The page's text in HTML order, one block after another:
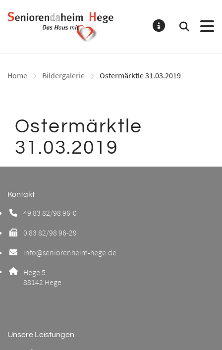
Suchen
Home Bildergalerie Ostermärktle 31.03.2019
Ostermärktle
31.03.2019
Kontakt
49 83 82/98 96-0
Telefonnummer: 0 8 3 8 2 9 8 9 6 0
0 83 82/98 96-29
Faxnummer: 0 8 3 8 2 9 8 9 6 2 9
info@seniorenheim-hege.de
E-Mail Adresse: info@seniorenheim-hege.de
Adresse:
Hege 5
88142 , 8 8 1 4 2
Hege
Unsere Leistungen